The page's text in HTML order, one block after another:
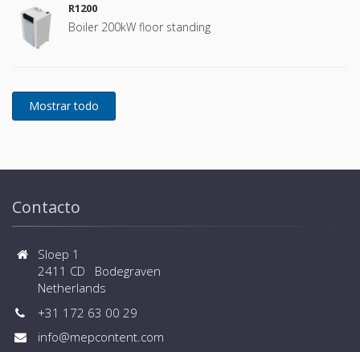
R1200
Boiler 200kW floor standing
Contacto
Sloep 1
2411 CD Bodegraven
Netherlands
+31 172 63 00 29
info@mepcontent.com